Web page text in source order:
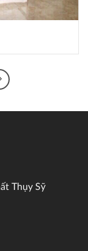
Thụy Sỹ